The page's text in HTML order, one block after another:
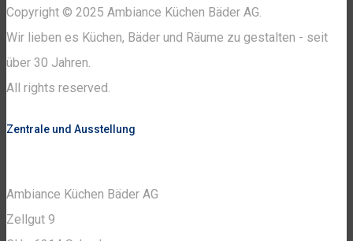
Copyright © 2025 Ambiance Küchen Bäder AG.
Wir lieben es Küchen, Bäder und Räume zu gestalten - seit
über 30 Jahren.
All rights reserved.
Zentrale und Ausstellung
Ambiance Küchen Bäder AG
Zellgut 9